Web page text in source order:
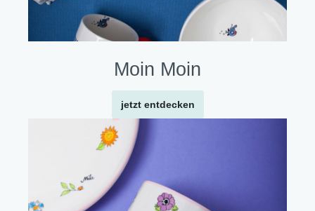
Moin Moin
jetzt entdecken